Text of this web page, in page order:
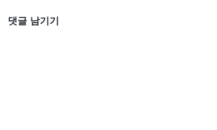
상 인성으로 살아야 하는지, 그리고 하나님의 지혜와
댓글 남기기